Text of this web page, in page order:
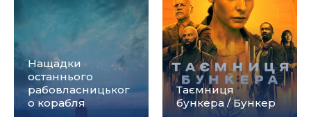
Нащадки
останнього
рабовласницьког
о корабля
Таємниця
бункера / Бункер